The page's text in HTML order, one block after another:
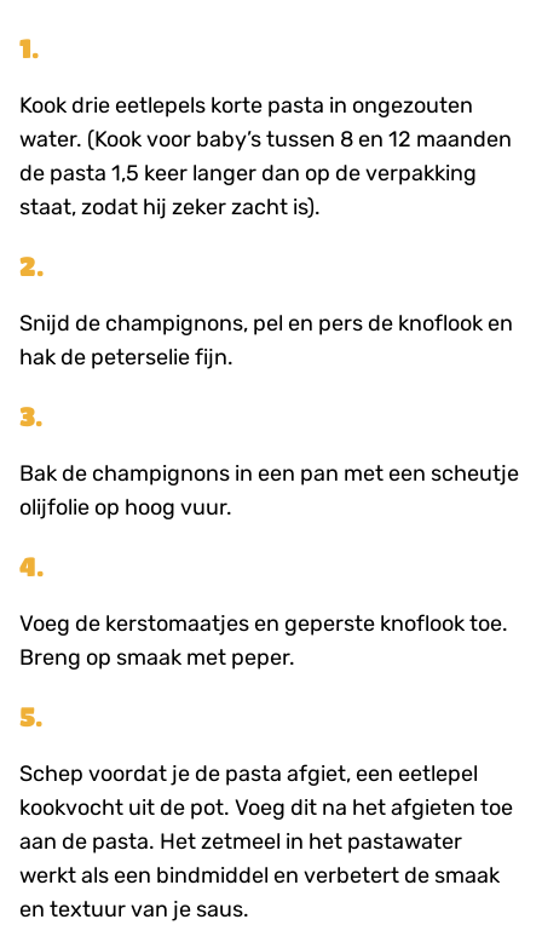
1.
Kook drie eetlepels korte pasta in ongezouten
water. (Kook voor baby’s tussen 8 en 12 maanden
de pasta 1,5 keer langer dan op de verpakking
staat, zodat hij zeker zacht is).
2.
Snijd de champignons, pel en pers de knoflook en
hak de peterselie fijn.
3.
Bak de champignons in een pan met een scheutje
olijfolie op hoog vuur.
4.
Voeg de kerstomaatjes en geperste knoflook toe.
Breng op smaak met peper.
5.
Schep voordat je de pasta afgiet, een eetlepel
kookvocht uit de pot. Voeg dit na het afgieten toe
aan de pasta. Het zetmeel in het pastawater
werkt als een bindmiddel en verbetert de smaak
en textuur van je saus.